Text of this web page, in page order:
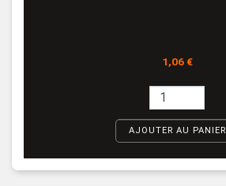
Prix
1,06 €
AJOUTER AU PANIER